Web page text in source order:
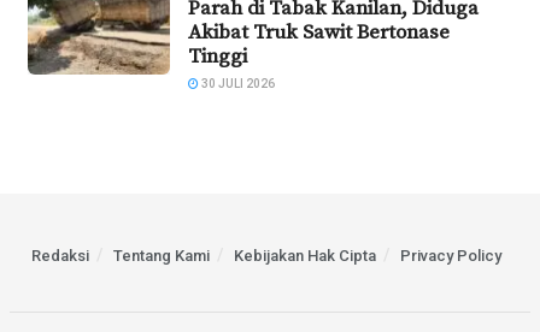
Parah di Tabak Kanilan, Diduga
Akibat Truk Sawit Bertonase
Tinggi
30 JULI 2026
Redaksi Tentang Kami Kebijakan Hak Cipta Privacy Policy